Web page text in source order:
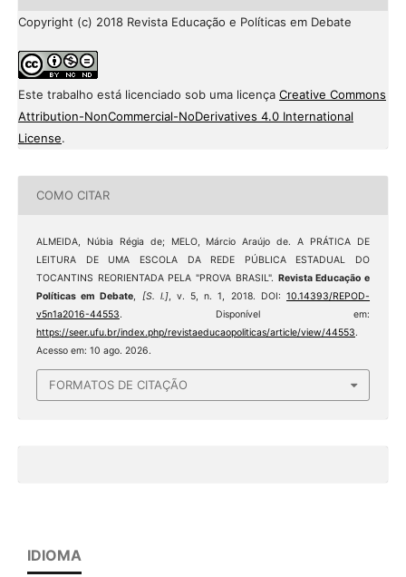
Copyright (c) 2018 Revista Educação e Políticas em Debate
Este trabalho está licenciado sob uma licença Creative Commons
Attribution-NonCommercial-NoDerivatives 4.0 International
License.
COMO CITAR
ALMEIDA, Núbia Régia de; MELO, Márcio Araújo de. A PRÁTICA DE
LEITURA DE UMA ESCOLA DA REDE PÚBLICA ESTADUAL DO
TOCANTINS REORIENTADA PELA "PROVA BRASIL". Revista Educação e
Políticas em Debate, [S. l.], v. 5, n. 1, 2018. DOI:10.14393/REPOD-
v5n1a2016-44553. Disponível em:
https://seer.ufu.br/index.php/revistaeducaopoliticas/article/view/44553.
Acesso em: 10 ago. 2026.
FORMATOS DE CITAÇÃO
IDIOMA